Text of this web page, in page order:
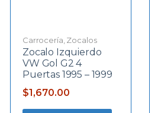
Carrocería Zocalos
Zocalo Izquierdo
VW Gol G2 4
Puertas 1995 – 1999
$1,670.00